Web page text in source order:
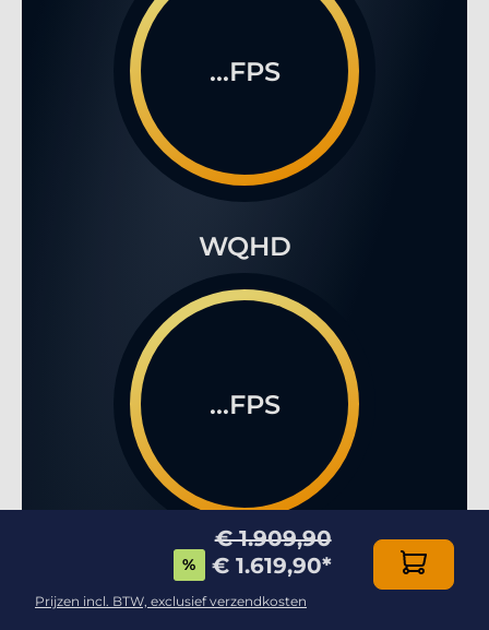
...FPS
WQHD
...FPS
4K
€ 1.909,90
% € 1.619,90*
Prijzen incl. BTW, exclusief verzendkosten